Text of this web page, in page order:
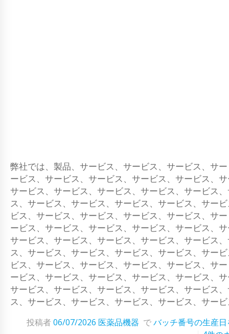
弊社では、製品、サービス、サービス、サービス、サ
ービス、サービス、サービス、サービス、サービス、
サービス、サービス、サービス、サービス、サービス
ス、サービス、サービス、サービス、サービス、サー
ビス、サービス、サービス、サービス、サービス、サ
ービス、サービス、サービス、サービス、サービス、
サービス、サービス、サービス、サービス、サービス
ス、サービス、サービス、サービス、サービス、サー
ビス、サービス、サービス、サービス、サービス、サ
ービス、サービス、サービス、サービス、サービス、
サービス、サービス、サービス、サービス、サービス
ス、サービス、サービス、サービス、サービス、サー
投稿者06/07/2026 医薬品機器 でバッチ番号の生産